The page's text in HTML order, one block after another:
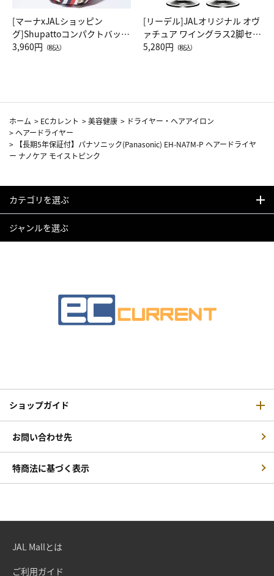
[マーナxJALショッピン
グ]Shupattoコンパクトバッグ
Drop JAL客室乗務員（LC）ス
3,960円 （税込）
[リーデル]JALオリジナル オヴ
ァチュア ワイングラス2脚セッ
ト（レッドワイン）
5,280円 （税込）
ホーム > ECカレント >美容健康 > ドライヤー・ヘアアイロン
> ヘアードライヤー
>
【長期5年保証付】パナソニック(Panasonic) EH-NA7M-P ヘアードライヤ
ー ナノケア モイストピンク
カテゴリを選ぶ
ジャンルを選ぶ
ショップガイド
お問い合わせ先
特商法に基づく表示
JAL Mallとは
ご利用ガイド